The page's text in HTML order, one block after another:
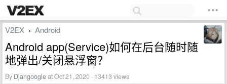
V2EX › Android
Android app(Service)如何在后台随时随
地弹出/关闭悬浮窗？
By Djangoogleat Oct 21, 2020 · 13413 views